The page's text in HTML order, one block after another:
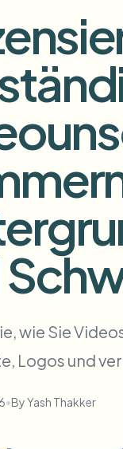
blur tool in one place
uns über Volumen,
wie Sie
Logos und
•ByYash Thakker